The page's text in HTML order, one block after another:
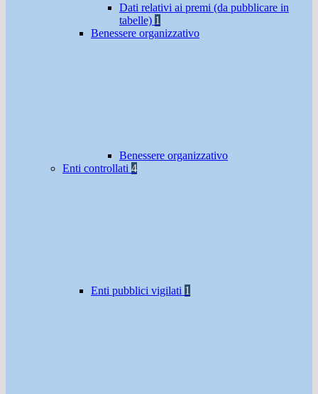
Dati relativi ai premi (da pubblicare in
tabelle) 1
Benessere organizzativo
Benessere organizzativo
Enti controllati 4
Enti pubblici vigilati 1